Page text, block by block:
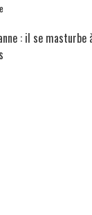
: il se masturbe